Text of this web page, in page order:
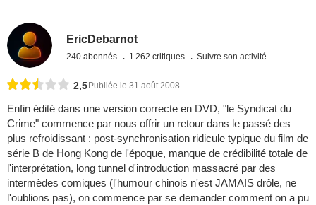
EricDebarnot
240 abonnés 1 262 critiques Suivre son activité
2,5 Publiée le 31 août 2008
Enfin édité dans une version correcte en DVD, "le Syndicat du
Crime" commence par nous offrir un retour dans le passé des
plus refroidissant : post-synchronisation ridicule typique du film de
série B de Hong Kong de l'époque, manque de crédibilité totale de
l'interprétation, long tunnel d'introduction massacré par des
intermèdes comiques (l'humour chinois n'est JAMAIS drôle, ne
l'oublions pas), on commence par se demander comment on a pu